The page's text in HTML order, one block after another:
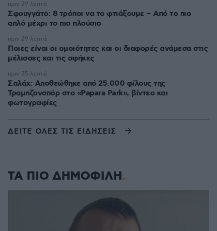
Σφουγγάτο: 8 τρόποι να το φτιάξουμε – Από το πιο
απλό μέχρι το πιο πλούσιο
πριν 29 λεπτά
Ποιες είναι οι ομοιότητες και οι διαφορές ανάμεσα στις
μέλισσες και τις σφήκες
πριν 29 λεπτά
Σαλάχ: Αποθεώθηκε από 25.000 φίλους της
Τραμπζονσπόρ στο «Papara Park», βίντεο και
φωτογραφίες
πριν 35 λεπτά
ΔΕΙΤΕ ΟΛΕΣ ΤΙΣ ΕΙΔΗΣΕΙΣ
ΤΑ ΠΙΟ ΔΗΜΟΦΙΛΗ